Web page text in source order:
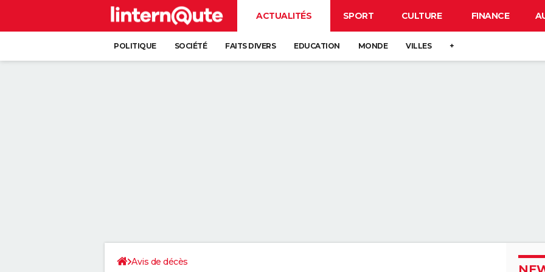
ACTUALITÉS SPORT CULTURE FINANCE
POLITIQUE SOCIÉTÉ FAITS DIVERS EDUCATION MONDE VILLES +
Avis de décès